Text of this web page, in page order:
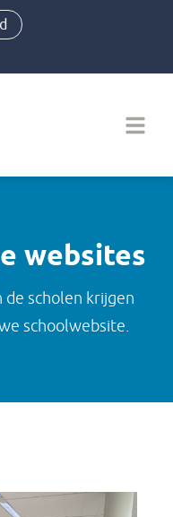
websites
scholen krijgen
schoolwebsite.